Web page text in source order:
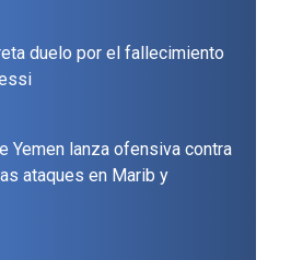
duelo por el fallecimiento
Yemen lanza ofensiva contra
ataques en Marib y